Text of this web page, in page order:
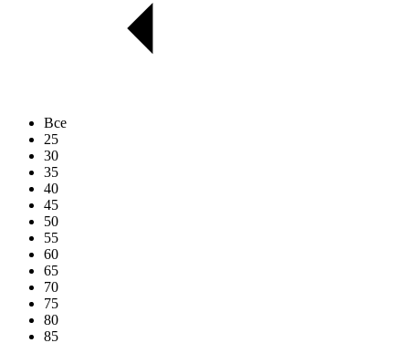
Все
25
30
35
40
45
50
55
60
65
70
75
80
85